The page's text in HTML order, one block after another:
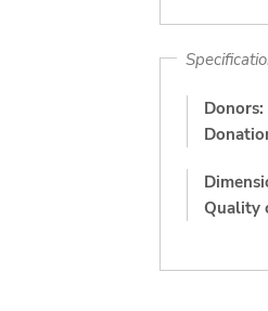
Donors:
Quality